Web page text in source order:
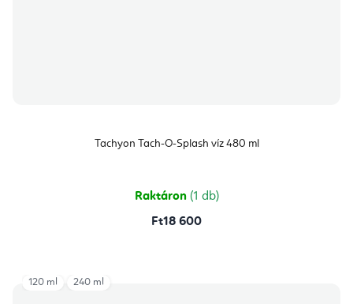
Tachyon Tach-O-Splash víz 480 ml
Raktáron (1 db)
Ft18 600
120 ml 240 ml